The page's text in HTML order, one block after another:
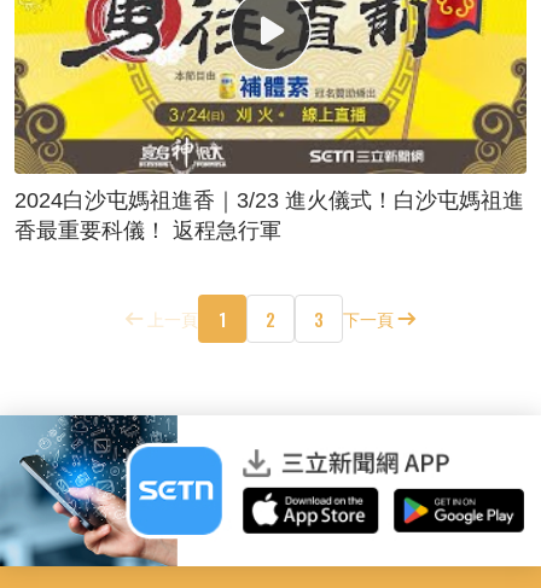
2024白沙屯媽祖進香｜3/23 進火儀式！白沙屯媽祖進
香最重要科儀！ 返程急行軍
上一頁 1 2 3 下一頁